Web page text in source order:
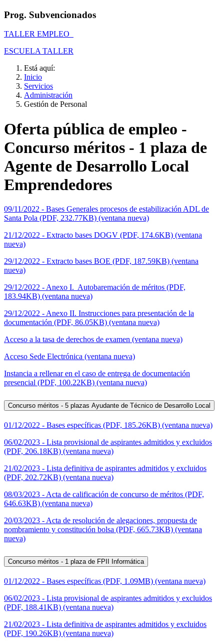
Prog. Subvencionados
TALLER EMPLEO
ESCUELA TALLER
Está aquí:
Inicio
Servicios
Administración
Gestión de Personal
Oferta pública de empleo -
Concurso méritos - 1 plaza de
Agente de Desarrollo Local
Emprendedores
09/11/2022 - Bases Generales procesos de estabilización ADL de
Santa Pola (PDF, 232.77KB) (ventana nueva)
21/12/2022 - Extracto bases DOGV (PDF, 174.6KB) (ventana
nueva)
29/12/2022 - Extracto bases BOE (PDF, 187.59KB) (ventana
nueva)
29/12/2022 - Anexo I. Autobaremación de méritos (PDF,
183.94KB) (ventana nueva)
29/12/2022 - Anexo II. Instrucciones para presentación de la
documentación (PDF, 86.05KB) (ventana nueva)
Acceso a la tasa de derechos de examen (ventana nueva)
Acceso Sede Electrónica (ventana nueva)
Instancia a rellenar en el caso de entrega de documentación
presencial (PDF, 100.22KB) (ventana nueva)
Concurso méritos - 5 plazas Ayudante de Técnico de Desarrollo Local
01/12/2022 - Bases específicas (PDF, 185.26KB) (ventana nueva)
06/02/2023 - Lista provisional de aspirantes admitidos y excluidos
(PDF, 206.18KB) (ventana nueva)
21/02/2023 - Lista definitiva de aspirantes admitidos y excluidos
(PDF, 202.72KB) (ventana nueva)
08/03/2023 - Acta de calificación de concurso de méritos (PDF,
646.63KB) (ventana nueva)
20/03/2023 - Acta de resolución de alegaciones, propuesta de
nombramiento y constitución bolsa (PDF, 665.73KB) (ventana
nueva)
Concurso méritos - 1 plaza de FPII Informática
01/12/2022 - Bases específicas (PDF, 1.09MB) (ventana nueva)
06/02/2023 - Lista provisional de aspirantes admitidos y excluidos
(PDF, 188.41KB) (ventana nueva)
21/02/2023 - Lista definitiva de aspirantes admitidos y excluidos
(PDF, 190.26KB) (ventana nueva)